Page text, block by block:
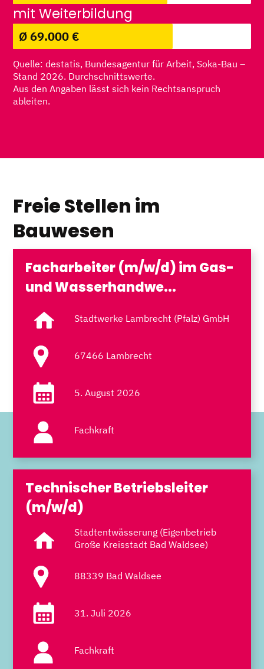
mit Weiterbildung
Ø 69.000 €
Quelle: destatis, Bundesagentur für Arbeit, Soka-Bau –
Stand 2026. Durchschnittswerte.
Aus den Angaben lässt sich kein Rechtsanspruch
ableiten.
Freie Stellen im
Bauwesen
Facharbeiter (m/w/d) im Gas-
und Wasserhandwe...
Stadtwerke Lambrecht (Pfalz) GmbH
67466 Lambrecht
5. August 2026
Fachkraft
Technischer Betriebsleiter
(m/w/d)
Stadtentwässerung (Eigenbetrieb
Große Kreisstadt Bad Waldsee)
88339 Bad Waldsee
31. Juli 2026
Fachkraft